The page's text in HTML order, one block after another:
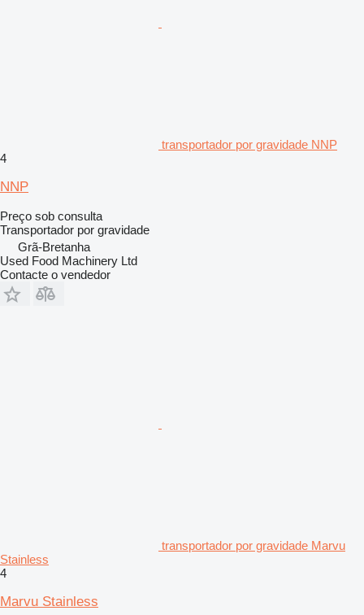
transportador por gravidade NNP
4
NNP
Preço sob consulta
Transportador por gravidade
Grã-Bretanha
Used Food Machinery Ltd
Contacte o vendedor
transportador por gravidade Marvu
Stainless
4
Marvu Stainless